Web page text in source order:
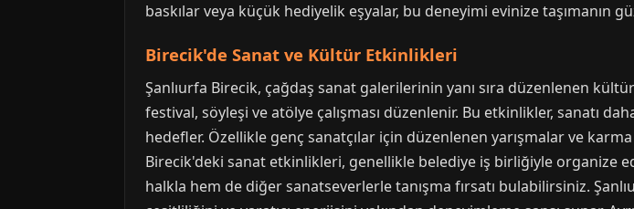
baskılar veya küçük hediyelik eşyalar, bu deneyimi evinize taşımanın
Birecik'de Sanat ve Kültür Etkinlikleri
Şanlıurfa Birecik, çağdaş sanat galerilerinin yanı sıra düzenlenen
festival, söyleşi ve atölye çalışması düzenlenir. Bu etkinlikler, sanatı
hedefler. Özellikle genç sanatçılar için düzenlenen yarışmalar ve
Birecik'deki sanat etkinlikleri, genellikle belediye iş birliğiyle organize
halkla hem de diğer sanatseverlerle tanışma fırsatı bulabilirsiniz.